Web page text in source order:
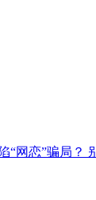
“网恋”骗局？